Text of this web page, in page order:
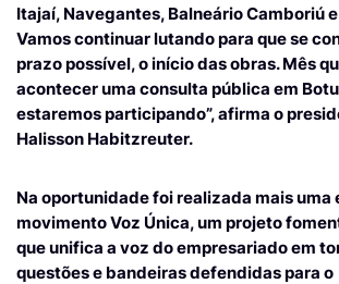
Itajaí, Navegantes, Balneário Camboriú
Vamos continuar lutando para que se
prazo possível, o início das obras. Mês
acontecer uma consulta pública em
estaremos participando”, afirma o
Halisson Habitzreuter.
Na oportunidade foi realizada mais uma
movimento Voz Única, um projeto
que unifica a voz do empresariado em
questões e bandeiras defendidas para o